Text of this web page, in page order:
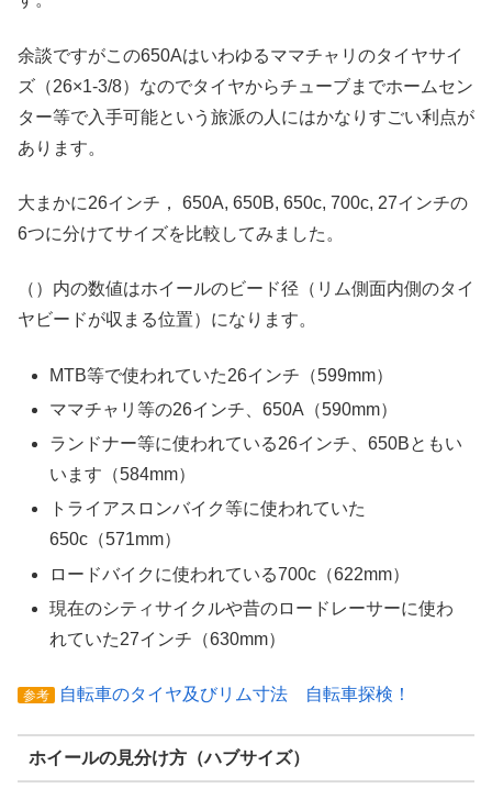
余談ですがこの650Aはいわゆるママチャリのタイヤサイ
ズ（26×1-3/8）なのでタイヤからチューブまでホームセン
ター等で入手可能という旅派の人にはかなりすごい利点が
あります。
大まかに26インチ， 650A, 650B, 650c, 700c, 27インチの
6つに分けてサイズを比較してみました。
（）内の数値はホイールのビード径（リム側面内側のタイ
ヤビードが収まる位置）になります。
MTB等で使われていた26インチ（599mm）
ママチャリ等の26インチ、650A（590mm）
ランドナー等に使われている26インチ、650Bともい
います（584mm）
トライアスロンバイク等に使われていた
650c（571mm）
ロードバイクに使われている700c（622mm）
現在のシティサイクルや昔のロードレーサーに使わ
れていた27インチ（630mm）
参考 自転車のタイヤ及びリム寸法 自転車探検！
ホイールの見分け方（ハブサイズ）